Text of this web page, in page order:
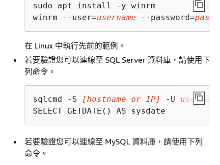
sudo apt install -y winrm
winrm --user=username --password=
在 Linux 中執行先前的範例。
若要驗證您可以連線至 SQL Server 資料庫，請使用下
列命令。
sqlcmd -S [hostname or IP] -U username
SELECT GETDATE() AS sysdate
若要驗證您可以連線至 MySQL 資料庫，請使用下列
命令。